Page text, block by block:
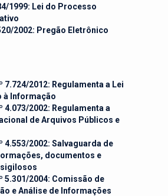
1999: Lei do Processo
2002: Pregão Eletrônico
7.724/2012: Regulamenta a Lei
à Informação
4.073/2002: Regulamenta a
de Arquivos Públicos e
4.553/2002: Salvaguarda de
documentos e
5.301/2004: Comissão de
e Análise de Informações